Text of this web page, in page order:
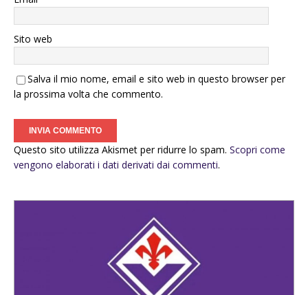
Sito web
Salva il mio nome, email e sito web in questo browser per
la prossima volta che commento.
Questo sito utilizza Akismet per ridurre lo spam. Scopri come
vengono elaborati i dati derivati dai commenti.